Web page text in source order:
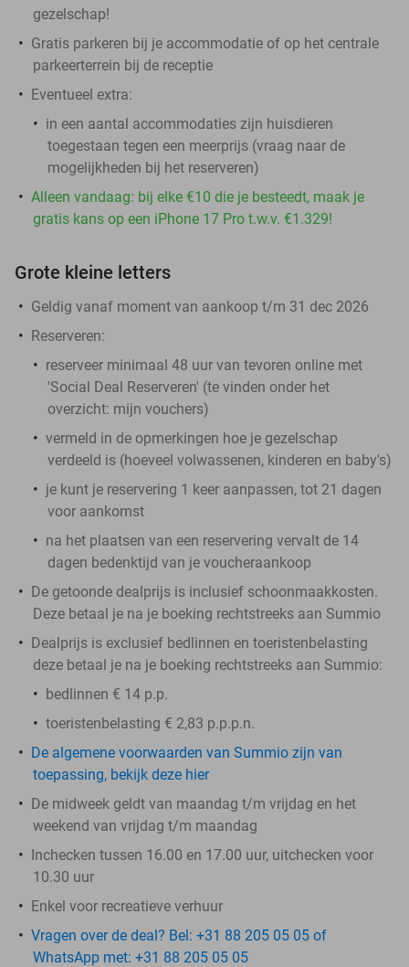
gezelschap!
Gratis parkeren bij je accommodatie of op het centrale
parkeerterrein bij de receptie
Eventueel extra:
in een aantal accommodaties zijn huisdieren
toegestaan tegen een meerprijs (vraag naar de
mogelijkheden bij het reserveren)
Alleen vandaag: bij elke €10 die je besteedt, maak je
gratis kans op een iPhone 17 Pro t.w.v. €1.329!
Grote kleine letters
Geldig vanaf moment van aankoop t/m 31 dec 2026
Reserveren:
reserveer minimaal 48 uur van tevoren online met
'Social Deal Reserveren' (te vinden onder het
overzicht: mijn vouchers)
vermeld in de opmerkingen hoe je gezelschap
verdeeld is (hoeveel volwassenen, kinderen en baby's)
je kunt je reservering 1 keer aanpassen, tot 21 dagen
voor aankomst
na het plaatsen van een reservering vervalt de 14
dagen bedenktijd van je voucheraankoop
De getoonde dealprijs is inclusief schoonmaakkosten.
Deze betaal je na je boeking rechtstreeks aan Summio
Dealprijs is exclusief bedlinnen en toeristenbelasting
deze betaal je na je boeking rechtstreeks aan Summio:
bedlinnen € 14 p.p.
toeristenbelasting € 2,83 p.p.p.n.
De algemene voorwaarden van Summio zijn van
toepassing, bekijk deze hier
De midweek geldt van maandag t/m vrijdag en het
weekend van vrijdag t/m maandag
Inchecken tussen 16.00 en 17.00 uur, uitchecken voor
10.30 uur
Enkel voor recreatieve verhuur
Vragen over de deal? Bel: +31 88 205 05 05 of
WhatsApp met: +31 88 205 05 05